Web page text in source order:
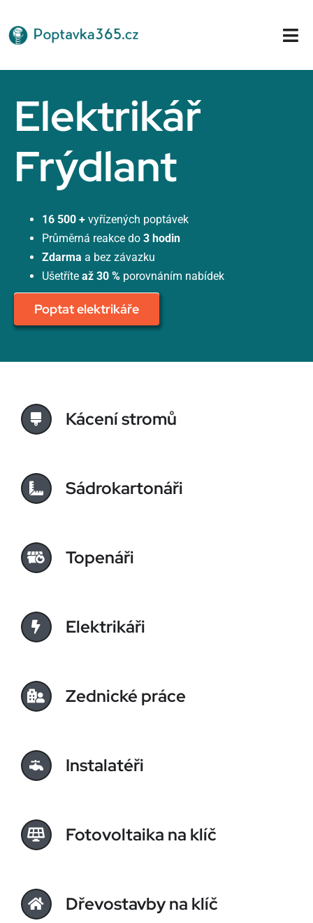
na
obsah
Elektrikář
Frýdlant
16 500 + vyřízených poptávek
Průměrná reakce do 3 hodin
Zdarma a bez závazku
Ušetříte až 30 %porovnáním nabídek
Poptat elektrikáře
Kácení stromů
Sádrokartonáři
Topenáři
Elektrikáři
Zednické práce
Instalatéři
Fotovoltaika na klíč
Dřevostavby na klíč